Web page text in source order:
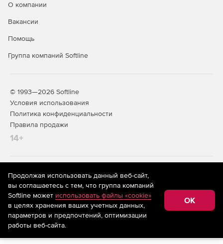
О компании
Вакансии
Помощь
Группа компаний Softline
© 1993—2026 Softline
Условия использования
Политика конфиденциальности
Правила продажи
14+
На информационном ресурсе store.softline.ru применяются
рекомендательные технологии
(информационные технологии
предоставления информации на основе сбора,
систематизации и анализа сведений, относящихся к
предпочтениям пользователей сети «Интернет»,
находящихся на территории Российской Федерации)
Продолжая использовать данный веб-сайт,
вы соглашаетесь с тем, что группа компаний
Softline может использовать файлы «cookie»
в целях хранения ваших учетных данных,
параметров и предпочтений, оптимизации
работы веб-сайта.
OK